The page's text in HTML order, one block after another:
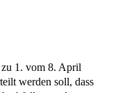
zu 1. vom 8. April
werden soll, dass